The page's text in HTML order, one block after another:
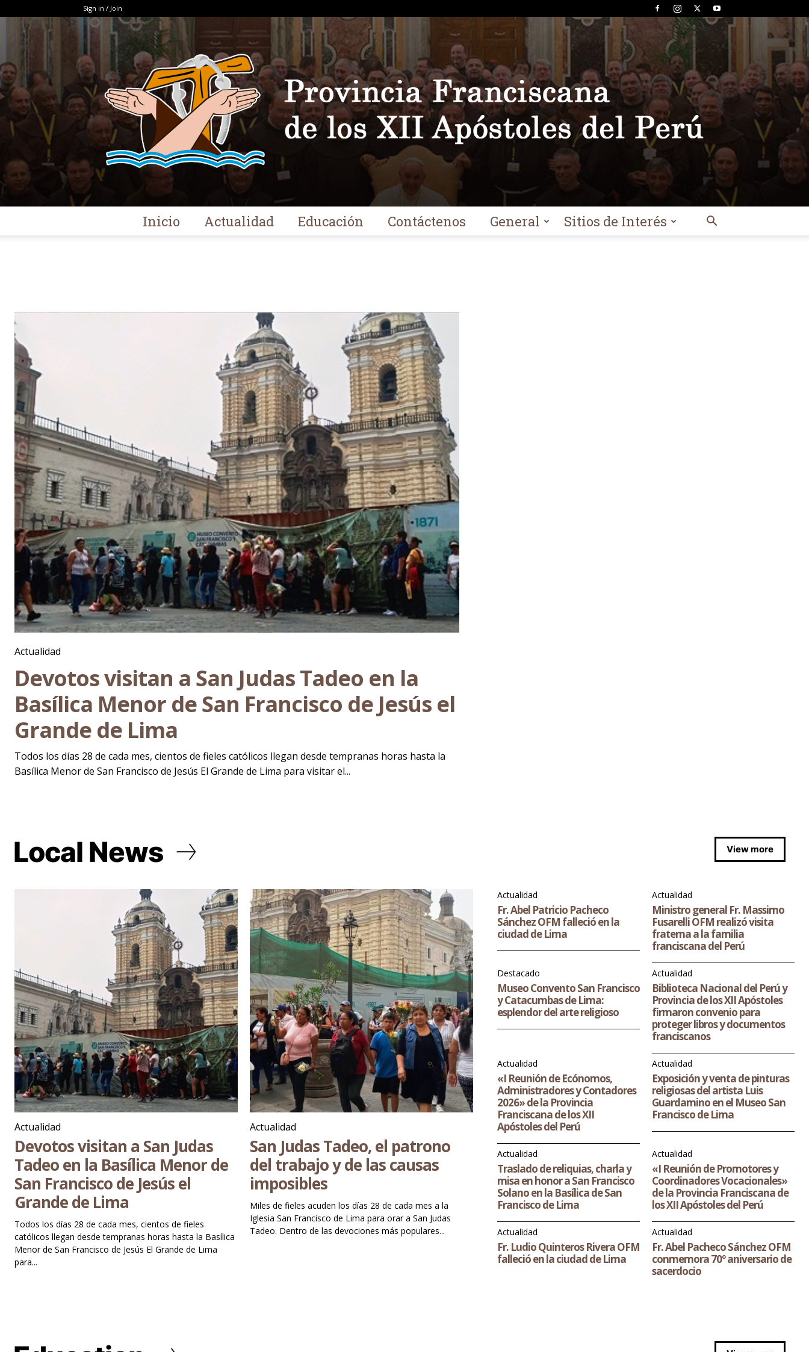
Sign in / Join
Inicio Actualidad Educación Contáctenos General Sitios de Interés
Actualidad
Devotos visitan a San Judas Tadeo en la
Basílica Menor de San Francisco de Jesús el
Grande de Lima
Todos los días 28 de cada mes, cientos de fieles católicos llegan desde tempranas horas hasta la
Basílica Menor de San Francisco de Jesús El Grande de Lima para visitar el...
Local News View more
Actualidad
Devotos visitan a San Judas
Tadeo en la Basílica Menor de
San Francisco de Jesús el
Grande de Lima
Todos los días 28 de cada mes, cientos de fieles
católicos llegan desde tempranas horas hasta la Basílica
Menor de San Francisco de Jesús El Grande de Lima
para...
Actualidad
San Judas Tadeo, el patrono
del trabajo y de las causas
imposibles
Miles de fieles acuden los días 28 de cada mes a la
Iglesia San Francisco de Lima para orar a San Judas
Tadeo. Dentro de las devociones más populares...
Actualidad
Fr. Abel Patricio Pacheco
Sánchez OFM falleció en la
ciudad de Lima
Actualidad
Ministro general Fr. Massimo
Fusarelli OFM realizó visita
fraterna a la familia
franciscana del Perú
Destacado
Museo Convento San Francisco
y Catacumbas de Lima:
esplendor del arte religioso
Actualidad
Biblioteca Nacional del Perú y
Provincia de los XII Apóstoles
firmaron convenio para
proteger libros y documentos
franciscanos
Actualidad
«I Reunión de Ecónomos,
Administradores y Contadores
2026» de la Provincia
Franciscana de los XII
Apóstoles del Perú
Actualidad
Exposición y venta de pinturas
religiosas del artista Luis
Guardamino en el Museo San
Francisco de Lima
Actualidad
Traslado de reliquias, charla y
misa en honor a San Francisco
Solano en la Basílica de San
Francisco de Lima
Actualidad
«I Reunión de Promotores y
Coordinadores Vocacionales»
de la Provincia Franciscana de
los XII Apóstoles del Perú
Actualidad
Fr. Ludio Quinteros Rivera OFM
falleció en la ciudad de Lima
Actualidad
Fr. Abel Pacheco Sánchez OFM
conmemora 70º aniversario de
sacerdocio